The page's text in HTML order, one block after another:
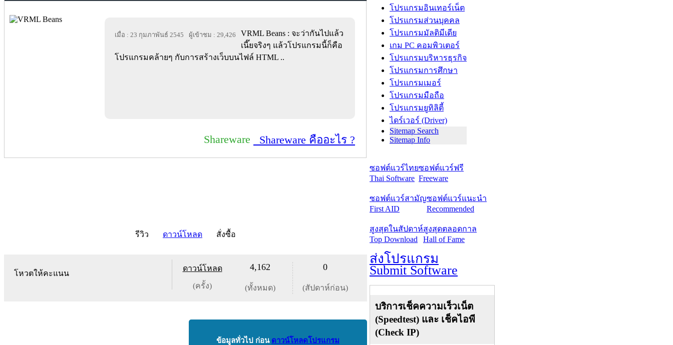
เมื่อ : 23 กุมภาพันธ์ 2545 ผู้เข้าชม : 29,426
VRML Beans : จะว่ากันไปแล้ว
เนี๊ยจริงๆ แล้วโปรแกรมนี้ก็คือ
โปรแกรมคล้ายๆ กับการสร้างเว็บบนไฟล์ HTML ..
Shareware Shareware คืออะไร ?
รีวิว ดาวน์โหลด สั่งซื้อ
โหวตให้คะแนน
ดาวน์โหลด
(ครั้ง)
4,162
(ทั้งหมด)
0
(สัปดาห์ก่อน)
ข้อมูลทั่วไป ก่อน ดาวน์โหลดโปรแกรม
โปรแกรมอินเทอร์เน็ต
โปรแกรมส่วนบุคคล
โปรแกรมมัลติมีเดีย
เกม PC คอมพิวเตอร์
โปรแกรมบริหารธุรกิจ
โปรแกรมการศึกษา
โปรแกรมเมอร์
โปรแกรมมือถือ
โปรแกรมยูทิลิตี้
ไดร์เวอร์ (Driver)
Sitemap Search
Sitemap Info
ซอฟต์แวร์ไทย
Thai Software
ซอฟต์แวร์ฟรี
Freeware
ซอฟต์แวร์สามัญ
First AID
ซอฟต์แวร์แนะนำ
Recommended
สูงสุดในสัปดาห์
Top Download
สูงสุดตลอดกาล
Hall of Fame
ส่งโปรแกรม
Submit Software
บริการเช็คความเร็วเน็ต
(Speedtest) และ เช็คไอพี
(Check IP)